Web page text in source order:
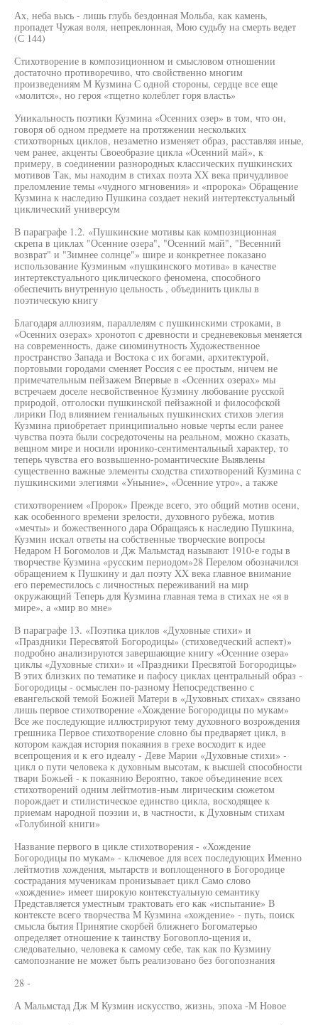
Ах, неба высь - лишь глубь бездонная Мольба, как камень,
пропадет Чужая воля, непреклонная, Мою судьбу на смерть ведет
(С 144)
Стихотворение в композиционном и смысловом отношении
достаточно противоречиво, что свойственно многим
произведениям М Кузмина С одной стороны, сердце все еще
«молится», но героя «тщетно колеблет горя власть»
Уникальность поэтики Кузмина «Осенних озер» в том, что он,
говоря об одном предмете на протяжении нескольких
стихотворных циклов, незаметно изменяет образ, расставляя иные,
чем ранее, акценты Своеобразие цикла «Осенний май», к
примеру, в соединении разнородных классических пушкинских
мотивов Так, мы находим в стихах поэта XX века причудливое
преломление темы «чудного мгновения» и «пророка» Обращение
Кузмина к наследию Пушкина создает некий интертекстуальный
циклический универсум
В параграфе 1.2. «Пушкинские мотивы как композиционная
скрепа в циклах "Осенние озера", "Осенний май", "Весенний
возврат" и "Зимнее солнце"» шире и конкретнее показано
использование Кузминым «пушкинского мотива» в качестве
интертекстуального циклического феномена, способного
обеспечить внутренную цельность , объединить циклы в
поэтическую книгу
Благодаря аллюзиям, параллелям с пушкинскими строками, в
«Осенних озерах» хронотоп с древности и средневековья меняется
на современность, даже сиюминутность Художественное
пространство Запада и Востока с их богами, архитектурой,
портовыми городами сменяет Россия с ее простым, ничем не
примечательным пейзажем Впервые в «Осенних озерах» мы
встречаем доселе несвойственное Кузмину любование русской
природой, отголоски пушкинской пейзажной и философской
лирики Под влиянием гениальных пушкинских стихов элегия
Кузмина приобретает принципиально новые черты если ранее
чувства поэта были сосредоточены на реальном, можно сказать,
вещном мире и носили иронико-сентиментальный характер, то
теперь чувства его возвышенно-романтические Выявлены
существенно важные элементы сходства стихотворений Кузмина с
пушкинскими элегиями «Уныние», «Осенние утро», а также
стихотворением «Пророк» Прежде всего, это общий мотив осени,
как особенного времени зрелости, духовного рубежа, мотив
«мечты» и божественного дара Обращаясь к наследию Пушкина,
Кузмин искал ответы на собственные творческие вопросы
Недаром Н Богомолов и Дж Мальмстад называют 1910-е годы в
творчестве Кузмина «русским периодом»28 Перелом обозначился
обращением к Пушкину и дал поэту XX века главное внимание
его переместилось с личностных переживаний на мир
окружающий Теперь для Кузмина главная тема в стихах не «я в
мире», а «мир во мне»
В параграфе 13. «Поэтика циклов «Духовные стихи» и
«Праздники Пересвятой Богородицы» (стиховедческий аспект)»
подробно анализируются завершающие книгу «Осенние озера»
циклы «Духовные стихи» и «Праздники Пресвятой Богородицы»
В этих близких по тематике и пафосу циклах центральный образ -
Богородицы - осмыслен по-разному Непосредственно с
евангельской темой Божией Матери в «Духовных стихах» связано
лишь первое стихотворение «Хождение Богородицы по мукам»
Все же последующие иллюстрируют тему духовного возрождения
грешника Первое стихотворение словно бы предваряет цикл, в
котором каждая история покаяния в грехе восходит к идее
всепрощения и к его идеалу - Деве Марии «Духовные стихи» -
цикл о пути человека к духовным высотам, к высшей способности
твари Божьей - к покаянию Вероятно, такое объединение всех
стихотворений одним лейтмотив-ным лирическим сюжетом
порождает и стилистическое единство цикла, восходящее к
приемам народной поэзии и, в частности, к Духовным стихам
«Голубиной книги»
Название первого в цикле стихотворения - «Хождение
Богородицы по мукам» - ключевое для всех последующих Именно
лейтмотив хождения, мытарств и воплощенного в Богородице
сострадания мученикам пронизывает цикл Само слово
«хождение» имеет широкую контекстуальную семантику
Представляется уместным трактовать его как «испытание» В
контексте всего творчества М Кузмина «хождение» - путь, поиск
смысла бытия Принятие скорбей ближнего Богоматерью
определяет отношение к таинству Боговопло-щения и,
следовательно, человека к самому себе, так как по Кузмину
самопознание не может быть реализовано без богопознания
28 -
А Мальмстад Дж М Кузмин искусство, жизнь, эпоха -М Новое